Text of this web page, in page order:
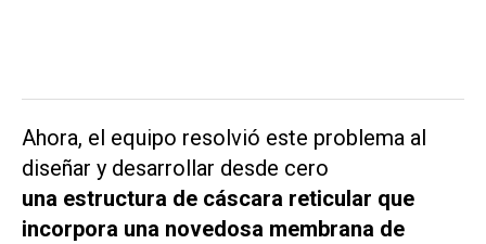
Ahora, el equipo resolvió este problema al
diseñar y desarrollar desde cero
una estructura de cáscara reticular que
incorpora una novedosa membrana de